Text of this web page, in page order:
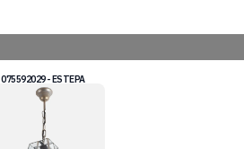
075592029 - ESTEPA